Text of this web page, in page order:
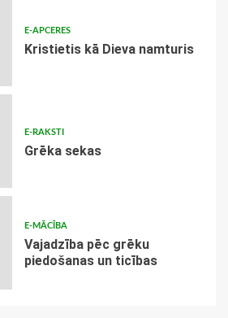
E-APCERES
Kristietis kā Dieva namturis
E-RAKSTI
Grēka sekas
E-MĀCĪBA
Vajadzība pēc grēku
piedošanas un ticības